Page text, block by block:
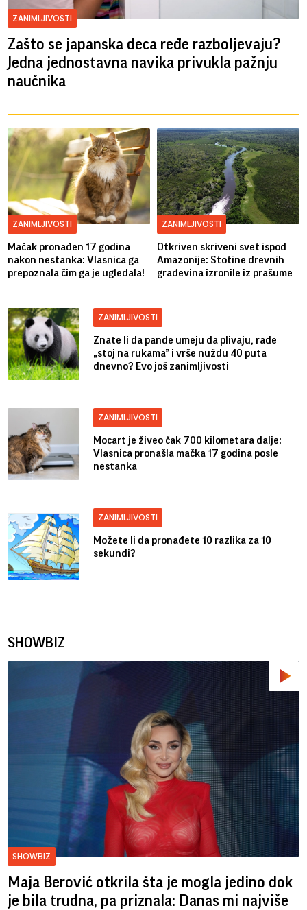
ZANIMLJIVOSTI
Zašto se japanska deca ređe razboljevaju?
Jedna jednostavna navika privukla pažnju
naučnika
ZANIMLJIVOSTI
Mačak pronađen 17 godina
nakon nestanka: Vlasnica ga
prepoznala čim ga je ugledala!
ZANIMLJIVOSTI
Otkriven skriveni svet ispod
Amazonije: Stotine drevnih
građevina izronile iz prašume
ZANIMLJIVOSTI
Znate li da pande umeju da plivaju, rade
„stoj na rukama” i vrše nuždu 40 puta
dnevno? Evo još zanimljivosti
ZANIMLJIVOSTI
Mocart je živeo čak 700 kilometara dalje:
Vlasnica pronašla mačka 17 godina posle
nestanka
ZANIMLJIVOSTI
Možete li da pronađete 10 razlika za 10
sekundi?
SHOWBIZ
SHOWBIZ
Maja Berović otkrila šta je mogla jedino dok
je bila trudna, pa priznala: Danas mi najviše